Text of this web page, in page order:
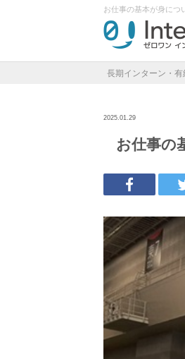
お仕事の基本が身につ
長期インターン・
2025.01.29
お仕事の